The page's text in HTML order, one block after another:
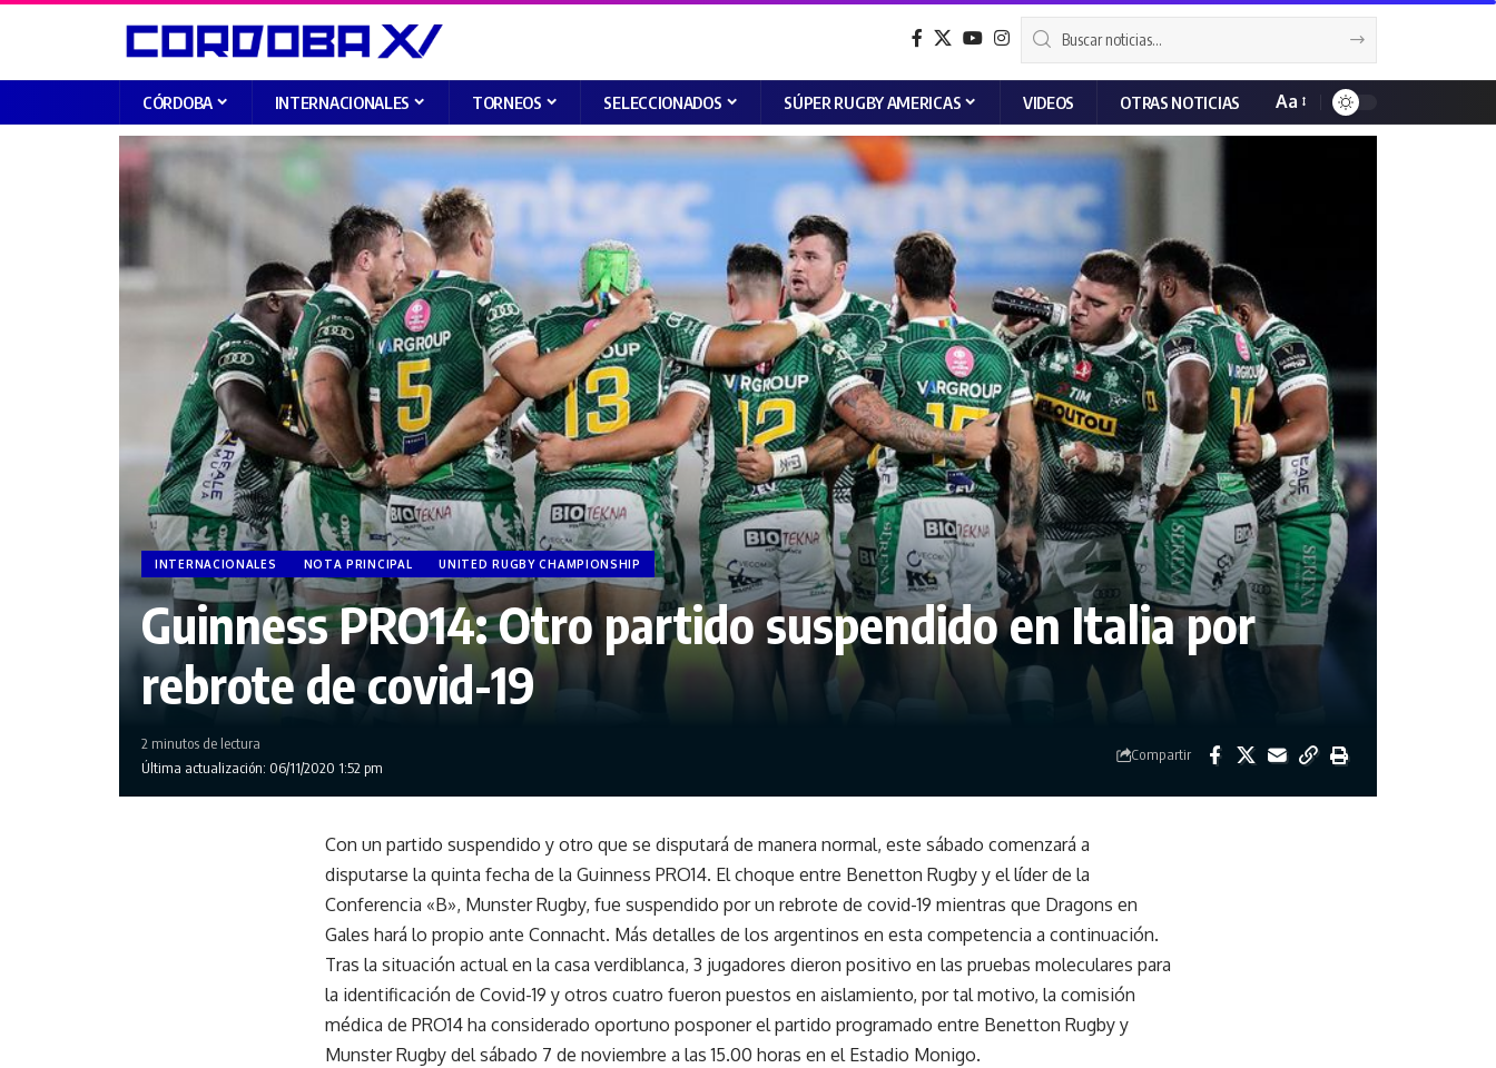
CÓRDOBA INTERNACIONALES TORNEOS SELECCIONADOS SÚPER RUGBY AMERICAS VIDEOS OTRAS NOTICIAS Aa
INTERNACIONALES NOTA PRINCIPAL UNITED RUGBY CHAMPIONSHIP
Guinness PRO14: Otro partido suspendido en Italia por
rebrote de covid-19
Última actualización: 06/11/2020 1:52 pm
2 minutos de lectura
Compartir
Con un partido suspendido y otro que se disputará de manera normal, este sábado comenzará a
disputarse la quinta fecha de la Guinness PRO14. El choque entre Benetton Rugby y el líder de la
Conferencia «B», Munster Rugby, fue suspendido por un rebrote de covid-19 mientras que Dragons en
Gales hará lo propio ante Connacht. Más detalles de los argentinos en esta competencia a continuación.
Tras la situación actual en la casa verdiblanca, 3 jugadores dieron positivo en las pruebas moleculares para
la identificación de Covid-19 y otros cuatro fueron puestos en aislamiento, por tal motivo, la comisión
médica de PRO14 ha considerado oportuno posponer el partido programado entre Benetton Rugby y
Munster Rugby del sábado 7 de noviembre a las 15.00 horas en el Estadio Monigo.